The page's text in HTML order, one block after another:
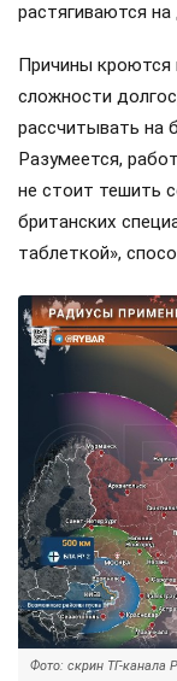
растягиваются на
Причины кроются
сложности
рассчитывать на
Разумеется,
не стоит тешить
британских
таблеткой»,
Фото: скрин ТГ-канала